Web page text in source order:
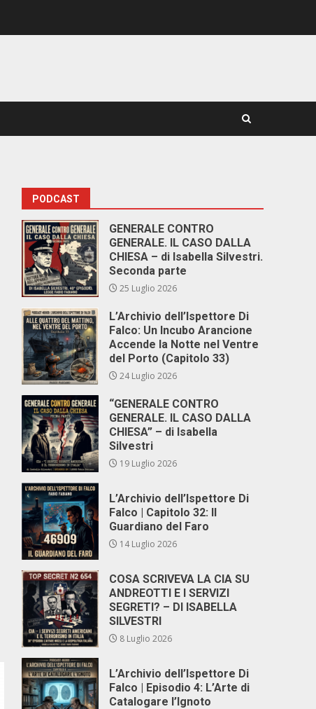
PODCAST
GENERALE CONTRO
GENERALE. IL CASO DALLA
CHIESA – di Isabella Silvestri.
Seconda parte
25 Luglio 2026
L’Archivio dell’Ispettore Di
Falco: Un Incubo Arancione
Accende la Notte nel Ventre
del Porto (Capitolo 33)
24 Luglio 2026
“GENERALE CONTRO
GENERALE. IL CASO DALLA
CHIESA” – di Isabella
Silvestri
19 Luglio 2026
L’Archivio dell’Ispettore Di
Falco | Capitolo 32: Il
Guardiano del Faro
14 Luglio 2026
COSA SCRIVEVA LA CIA SU
ANDREOTTI E I SERVIZI
SEGRETI? – DI ISABELLA
SILVESTRI
8 Luglio 2026
L’Archivio dell’Ispettore Di
Falco | Episodio 4: L’Arte di
Catalogare l’Ignoto